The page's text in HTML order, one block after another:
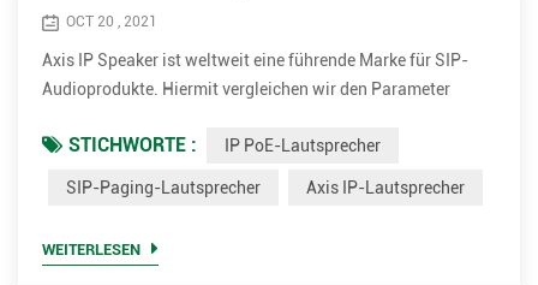
OCT 20 , 2021
Axis IP Speaker ist weltweit eine führende Marke für SIP-
Audioprodukte. Hiermit vergleichen wir den Parameter
Vorteile von Tonmind IP PoE-Lautsprechern. • Unterstützen
Sie viel mehr Codecs für eine bessere Klangqualität,
15W und 30W optional...
STICHWORTE : IP PoE-Lautsprecher
SIP-Paging-Lautsprecher Axis IP-Lautsprecher
WEITERLESEN